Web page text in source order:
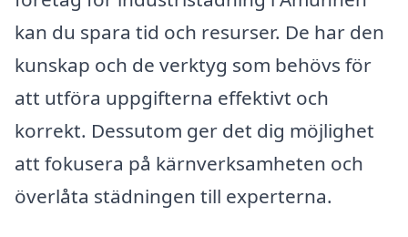
kan du spara tid och resurser. De har den
kunskap och de verktyg som behövs för
att utföra uppgifterna effektivt och
korrekt. Dessutom ger det dig möjlighet
att fokusera på kärnverksamheten och
överlåta städningen till experterna.